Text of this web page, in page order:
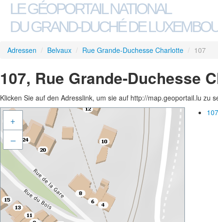
LE GÉOPORTAIL NATIONAL
DU GRAND-DUCHÉ DE
Adressen / Belvaux / Rue Grande-Duchesse Charlotte / 107
107, Rue Grande-Duchesse
Klicken Sie auf den Adresslink, um sie auf http://map.geoportail.lu zu
+
–